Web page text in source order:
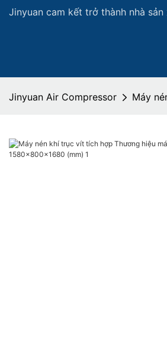
Jinyuan cam kết trở thành nhà
Jinyuan Air Compressor Máy